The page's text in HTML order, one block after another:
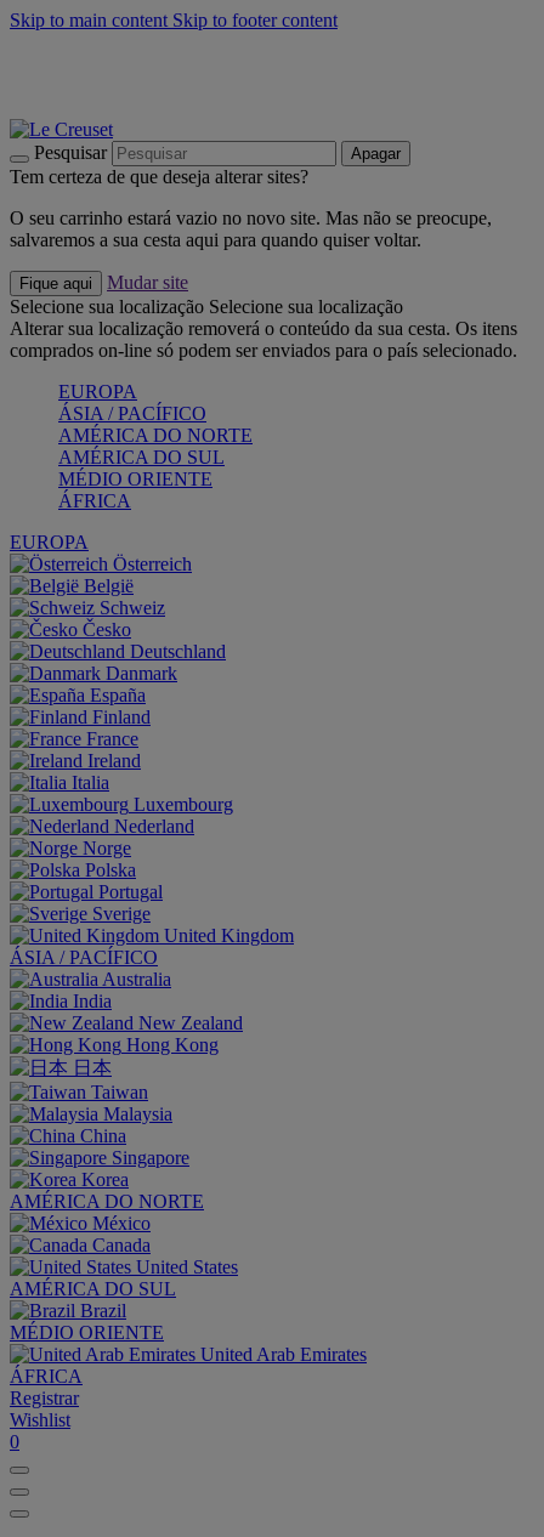
Skip to main content Skip to footer content
Pesquisar Apagar
Tem certeza de que deseja alterar sites?
O seu carrinho estará vazio no novo site. Mas não se preocupe,
salvaremos a sua cesta aqui para quando quiser voltar.
Fique aqui
Mudar site
Selecione sua localização Selecione sua localização
Alterar sua localização removerá o conteúdo da sua cesta. Os itens
comprados on-line só podem ser enviados para o país selecionado.
EUROPA
ÁSIA / PACÍFICO
AMÉRICA DO NORTE
AMÉRICA DO SUL
MÉDIO ORIENTE
ÁFRICA
EUROPA
Österreich
België
Schweiz
Česko
Deutschland
Danmark
España
Finland
France
Ireland
Italia
Luxembourg
Nederland
Norge
Polska
Portugal
Sverige
United Kingdom
ÁSIA / PACÍFICO
Australia
India
New Zealand
Hong Kong
日本
Taiwan
Malaysia
China
Singapore
Korea
AMÉRICA DO NORTE
México
Canada
United States
AMÉRICA DO SUL
Brazil
MÉDIO ORIENTE
United Arab Emirates
ÁFRICA
Registrar
Wishlist
0